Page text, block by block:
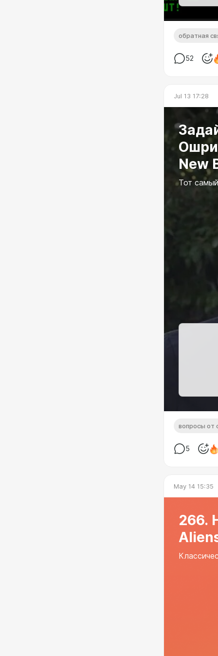
обратная
52
Jul 13 17:28
New
Тот
вопросы от
5
May 14 15:35
266.